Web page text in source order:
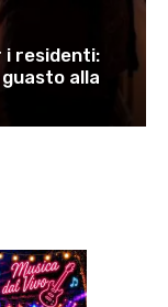
i residenti:
alla